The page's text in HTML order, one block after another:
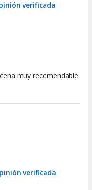
verificada
10 muy recomendable
verificada